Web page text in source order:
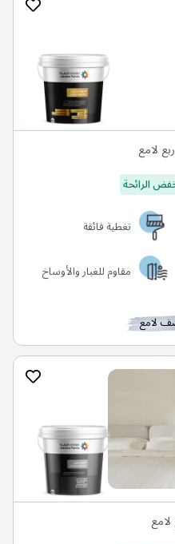
لامع
الرائحة
تغطية فائقة
مقاوم للغبار والأوساخ
لامع